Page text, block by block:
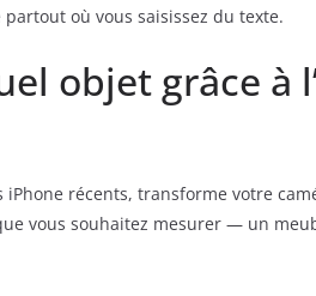
où vous saisissez du texte.
objet grâce à
récents, transforme votre
vous souhaitez mesurer — un